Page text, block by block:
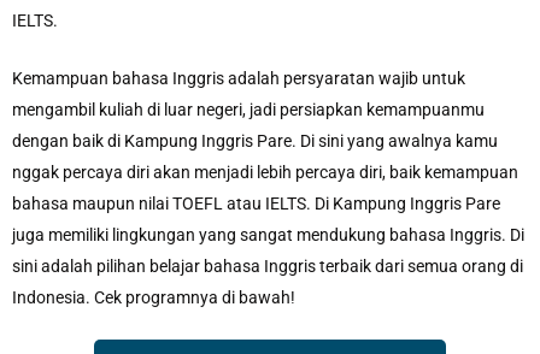
IELTS.
Kemampuan bahasa Inggris adalah persyaratan wajib untuk
mengambil kuliah di luar negeri, jadi persiapkan kemampuanmu
dengan baik di Kampung Inggris Pare. Di sini yang awalnya kamu
nggak percaya diri akan menjadi lebih percaya diri, baik kemampuan
bahasa maupun nilai TOEFL atau IELTS. Di Kampung Inggris Pare
juga memiliki lingkungan yang sangat mendukung bahasa Inggris. Di
sini adalah pilihan belajar bahasa Inggris terbaik dari semua orang di
Indonesia. Cek programnya di bawah!